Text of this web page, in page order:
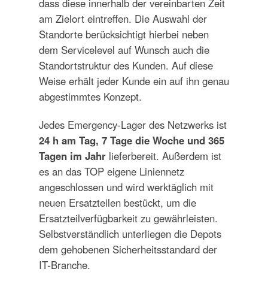
am Zielort eintreffen. Die Auswahl der
Standorte berücksichtigt hierbei neben
dem Servicelevel auf Wunsch auch die
Standortstruktur des Kunden. Auf diese
Weise erhält jeder Kunde ein auf ihn genau
abgestimmtes Konzept.
Jedes Emergency-Lager des Netzwerks ist
24 h am Tag, 7 Tage die Woche und 365
Tagen im Jahr lieferbereit. Außerdem ist
es an das TOP eigene Liniennetz
angeschlossen und wird werktäglich mit
neuen Ersatzteilen bestückt, um die
Ersatzteilverfügbarkeit zu gewährleisten.
Selbstverständlich unterliegen die Depots
dem gehobenen Sicherheitsstandard der
IT-Branche.